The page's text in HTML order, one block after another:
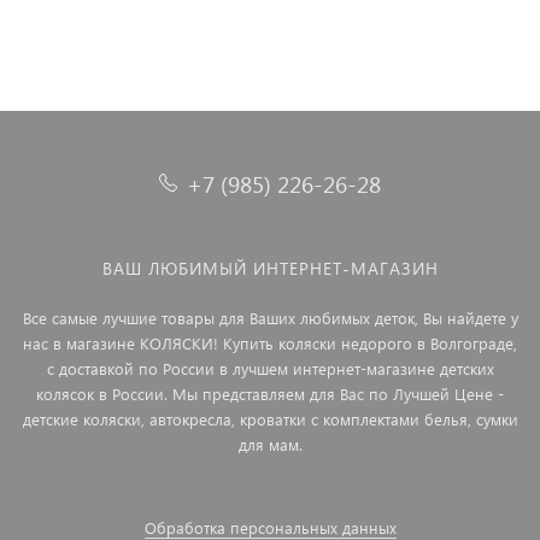
+7 (985) 226-26-28
ВАШ ЛЮБИМЫЙ ИНТЕРНЕТ-МАГАЗИН
Все самые лучшие товары для Ваших любимых деток, Вы найдете у
нас в магазине КОЛЯСКИ! Купить коляски недорого в Волгограде,
с доставкой по России в лучшем интернет-магазине детских
колясок в России. Мы представляем для Вас по Лучшей Цене -
детские коляски, автокресла, кроватки с комплектами белья, сумки
для мам.
Обработка персональных данных